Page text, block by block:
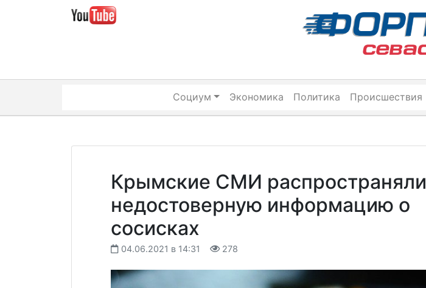
Социум Экономика Политика Происшествия
Крымские СМИ распространяли
недостоверную информацию о
сосисках
04.06.2021 в 14:31 278